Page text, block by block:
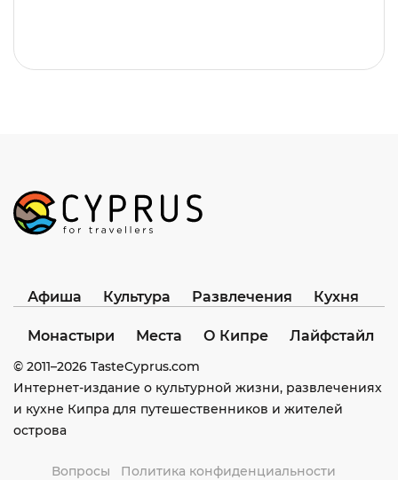
Афиша Культура Развлечения Кухня
Монастыри Места О Кипре Лайфстайл
© 2011–2026 TasteCyprus.com
Интернет-издание о культурной жизни, развлечениях
и кухне Кипра для путешественников и жителей
острова
Вопросы Политика конфиденциальности